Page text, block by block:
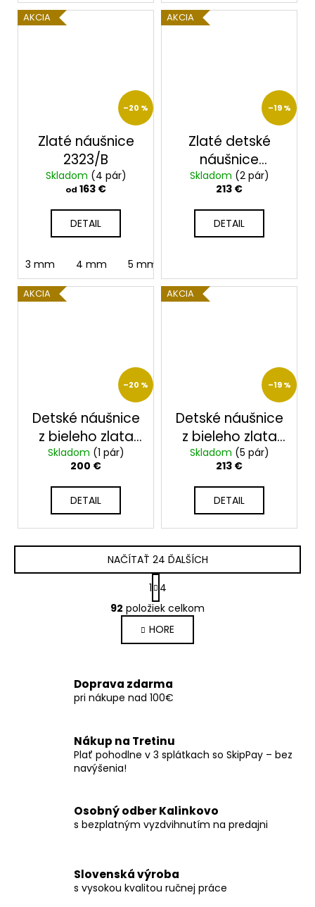
AKCIA
–20 %
Zlaté náušnice
2323/B
Skladom (4 pár)
od 163 €
DETAIL
3 mm 4 mm 5 mm
AKCIA
–19 %
Zlaté detské
náušnice
2390/B/X
Skladom (2 pár)
213 €
DETAIL
AKCIA
–20 %
Detské náušnice
z bieleho zlata
2325/BB
Skladom (1 pár)
200 €
DETAIL
AKCIA
–19 %
Detské náušnice
z bieleho zlata
2363/BR
Skladom (5 pár)
213 €
DETAIL
O
v
l
á
a
c
p
r
y
v
ý
s
u
NAČÍTAŤ 24 ĎALŠÍCH
S
t
r
á
n
k
a
n
1
4
92 položiek celkom
HORE
Doprava zdarma
pri nákupe nad 100€
Nákup na Tretinu
Plať pohodlne v 3 splátkach so SkipPay – bez
navýšenia!
Osobný odber Kalinkovo
s bezplatným vyzdvihnutím na predajni
Slovenská výroba
s vysokou kvalitou ručnej práce